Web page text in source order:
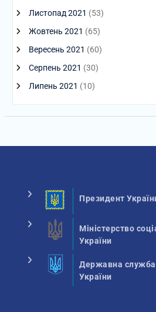
Листопад 2021 (53)
Жовтень 2021 (65)
Вересень 2021 (60)
Серпень 2021 (30)
Липень 2021 (10)
Президент
Міністерство
України
Державна служба
України